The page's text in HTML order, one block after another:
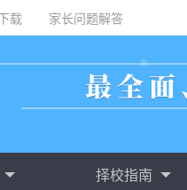
载 家长问题解答
择校指南